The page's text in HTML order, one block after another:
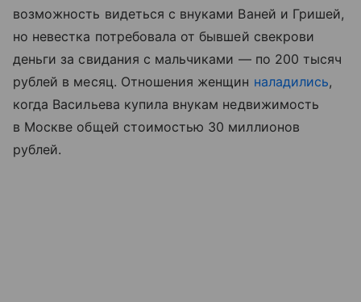
возможность видеться с внуками Ваней и Гришей,
но невестка потребовала от бывшей свекрови
деньги за свидания с мальчиками — по 200 тысяч
рублей в месяц. Отношения женщин наладились,
когда Васильева купила внукам недвижимость
в Москве общей стоимостью 30 миллионов
рублей.